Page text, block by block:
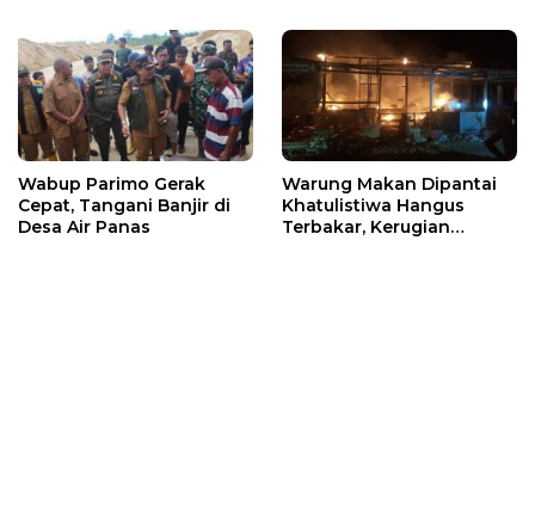
Wabup Parimo Gerak
Cepat, Tangani Banjir di
Desa Air Panas
Warung Makan Dipantai
Khatulistiwa Hangus
Terbakar, Kerugian